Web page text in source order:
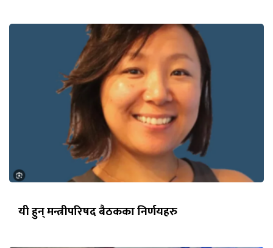
यी हुन् मन्त्रीपरिषद बैठकका निर्णयहरु